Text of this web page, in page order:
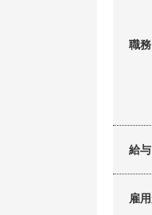
職
給与
雇